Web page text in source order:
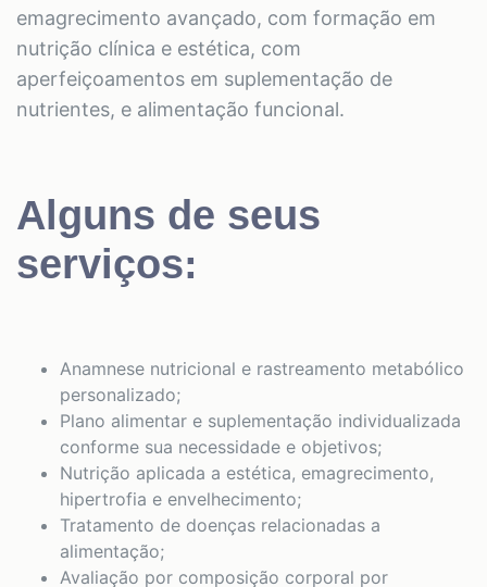
emagrecimento avançado, com formação em
nutrição clínica e estética, com
aperfeiçoamentos em suplementação de
nutrientes, e alimentação funcional.
Alguns de seus
serviços:
Anamnese nutricional e rastreamento metabólico
personalizado;
Plano alimentar e suplementação individualizada
conforme sua necessidade e objetivos;
Nutrição aplicada a estética, emagrecimento,
hipertrofia e envelhecimento;
Tratamento de doenças relacionadas a
alimentação;
Avaliação por composição corporal por